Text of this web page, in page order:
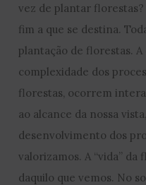
vez de plantar
fim a que se destina.
plantação de florestas.
complexidade dos
florestas, ocorrem
ao alcance da nossa
desenvolvimento dos
valorizamos. A “vida”
daquilo que vemos. No